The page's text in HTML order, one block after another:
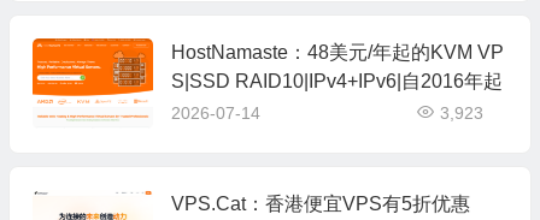
HostNamaste：48美元/年起的KVM VP
S|SSD RAID10|IPv4+IPv6|自2016年起
2026-07-14 3,923
VPS.Cat：香港便宜VPS有5折优惠